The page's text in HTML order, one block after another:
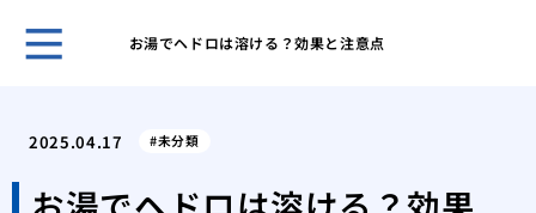
お湯でヘドロは溶ける？効果と注意点
2025.04.17 未分類